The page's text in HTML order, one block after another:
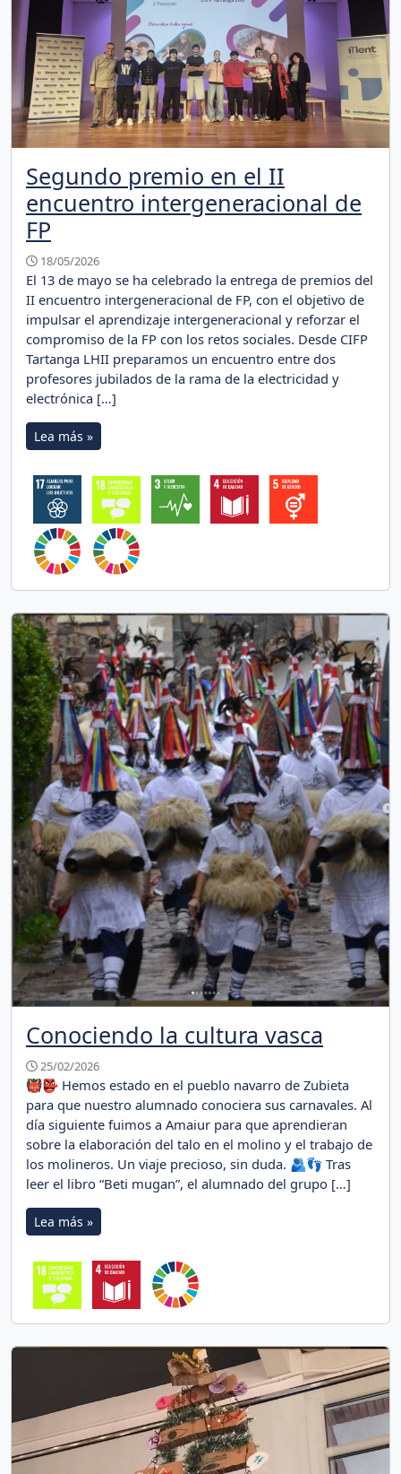
Segundo premio en el II
encuentro intergeneracional de
FP
18/05/2026
El 13 de mayo se ha celebrado la entrega de premios del
II encuentro intergeneracional de FP, con el objetivo de
impulsar el aprendizaje intergeneracional y reforzar el
compromiso de la FP con los retos sociales. Desde CIFP
Tartanga LHII preparamos un encuentro entre dos
profesores jubilados de la rama de la electricidad y
electrónica […]
Lea más »
Conociendo la cultura vasca
25/02/2026
👹👺 Hemos estado en el pueblo navarro de Zubieta
para que nuestro alumnado conociera sus carnavales. Al
día siguiente fuimos a Amaiur para que aprendieran
sobre la elaboración del talo en el molino y el trabajo de
los molineros. Un viaje precioso, sin duda. 🫂👣 Tras
leer el libro “Beti mugan”, el alumnado del grupo […]
Lea más »